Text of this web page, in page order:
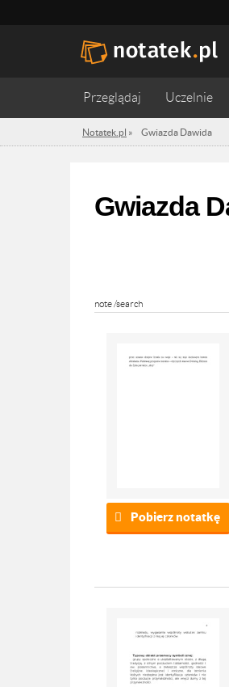
Przeglądaj Uczelnie
Notatek.pl » Gwiazda Dawida
Gwiazda
note /search
Pobierz notatkę